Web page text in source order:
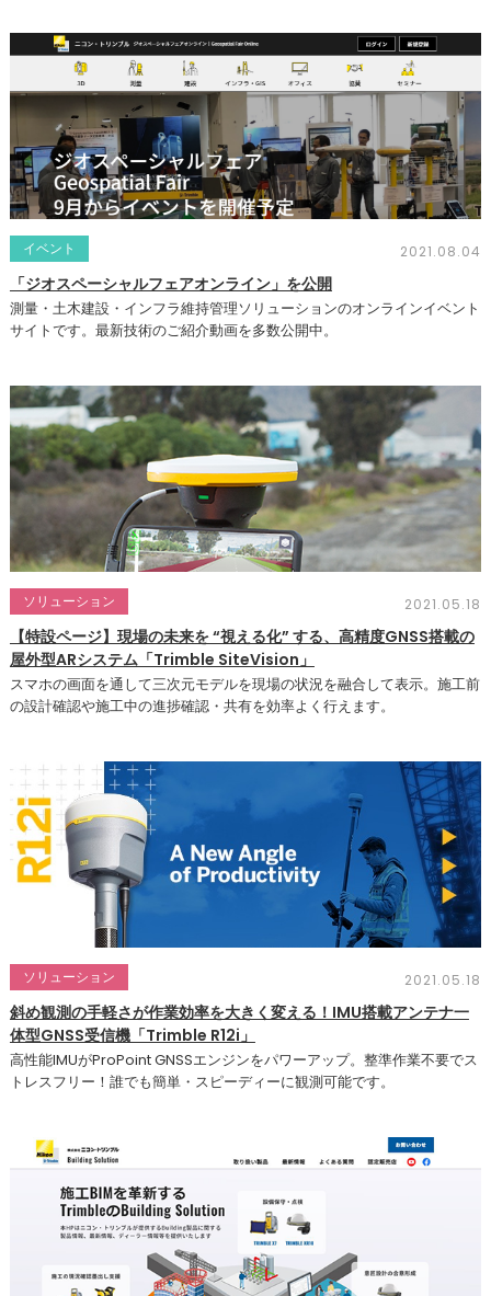
イベント 2021.08.04
「ジオスペーシャルフェアオンライン」を公開
測量・土木建設・インフラ維持管理ソリューションのオンラインイベント
サイトです。最新技術のご紹介動画を多数公開中。
ソリューション 2021.05.18
【特設ページ】現場の未来を “視える化” する、高精度GNSS搭載の
屋外型ARシステム「Trimble SiteVision」
スマホの画面を通して三次元モデルを現場の状況を融合して表示。施工前
の設計確認や施工中の進捗確認・共有を効率よく行えます。
ソリューション 2021.05.18
斜め観測の手軽さが作業効率を大きく変える！IMU搭載アンテナ一
体型GNSS受信機「Trimble R12i」
高性能IMUがProPoint GNSSエンジンをパワーアップ。整準作業不要でス
トレスフリー！誰でも簡単・スピーディーに観測可能です。